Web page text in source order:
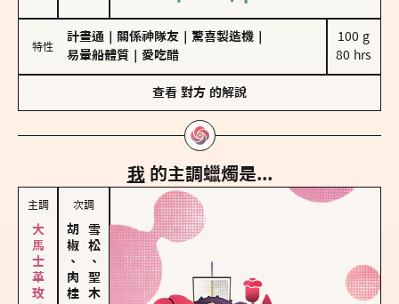
特性
計畫通 關係神隊友 驚喜製造機
易暈船體質
愛吃醋
100 g
80 hrs
查看 對方 的解說
我 的主調蠟燭是...
主調 次調
胡椒、肉桂雪松、聖木